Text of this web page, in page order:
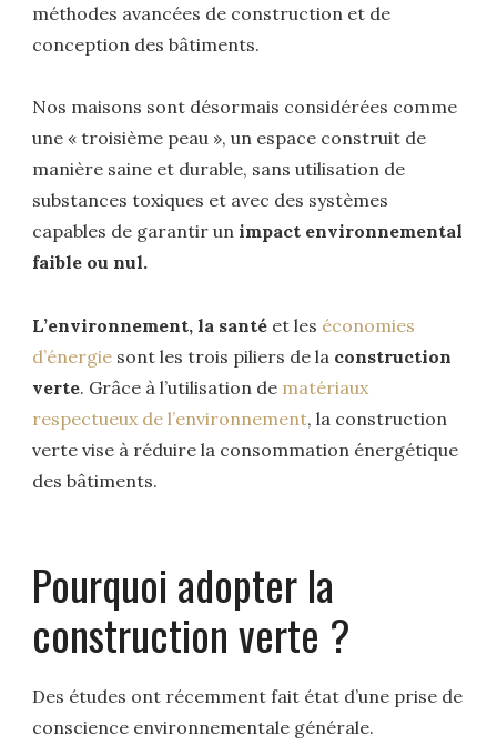
méthodes avancées de construction et de
conception des bâtiments.
Nos maisons sont désormais considérées comme
une « troisième peau », un espace construit de
manière saine et durable, sans utilisation de
substances toxiques et avec des systèmes
capables de garantir un impact environnemental
faible ou nul.
L’environnement, la santé et les économies
d’énergie sont les trois piliers de la construction
verte. Grâce à l’utilisation de matériaux
respectueux de l’environnement, la construction
verte vise à réduire la consommation énergétique
des bâtiments.
Pourquoi adopter la
construction verte ?
Des études ont récemment fait état d’une prise de
conscience environnementale générale.